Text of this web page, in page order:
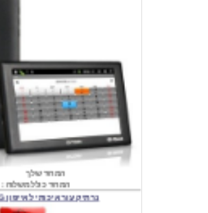
המחיר שלך
המחיר כולל משלוח :
נרתיק עור איכותי לאייפון 4G - מגנטי אדום